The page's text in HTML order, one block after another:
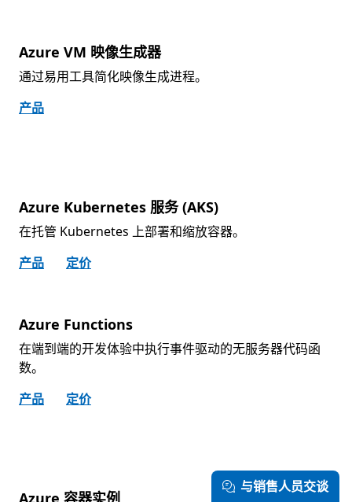
Azure VM 映像生成器
通过易用工具简化映像生成进程。
产品
Azure Kubernetes 服务 (AKS)
在托管 Kubernetes 上部署和缩放容器。
产品
定价
Azure Functions
在端到端的开发体验中执行事件驱动的无服务器代码函
数。
产品
定价
Azure 容器实例
与销售人员交谈